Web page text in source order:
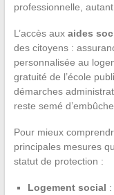
professionnelle, autant
L’accès aux aides
des citoyens :
personnalisée au
gratuité de l’école
démarches
reste semé
Pour mieux
principales mesures
statut de protection :
Logement social